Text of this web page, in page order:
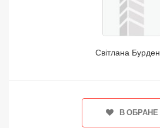
Світлана
В ОБРАНЕ